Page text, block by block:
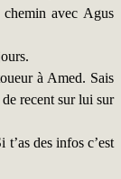
avec Agus
à Amed. Sais
recent sur lui sur
des infos c’est